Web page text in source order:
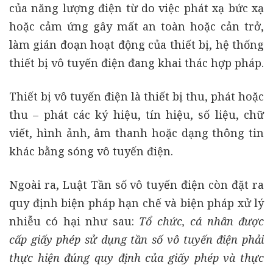
của năng lượng điện từ do việc phát xạ bức xạ
hoặc cảm ứng gây mất an toàn hoặc cản trở,
làm gián đoạn hoạt động của thiết bị, hệ thống
thiết bị vô tuyến điện đang khai thác hợp pháp.
Thiết bị vô tuyến điện là thiết bị thu, phát hoặc
thu – phát các ký hiệu, tín hiệu, số liệu, chữ
viết, hình ảnh, âm thanh hoặc dạng thông tin
khác bằng sóng vô tuyến điện.
Ngoài ra, Luật Tần số vô tuyến điện còn đặt ra
quy định biện pháp hạn chế và biện pháp xử lý
nhiễu có hại như sau: Tổ chức, cá nhân được
cấp giấy phép sử dụng tần số vô tuyến điện phải
thực hiện đúng quy định của giấy phép và thực